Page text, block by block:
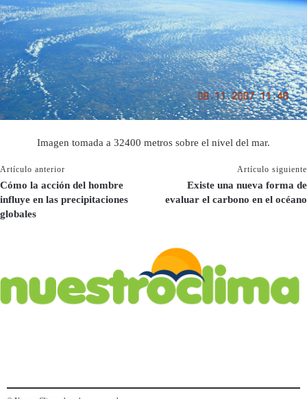
Imagen tomada a 32400 metros sobre el nivel del mar.
Artículo anterior
Cómo la acción del hombre
influye en las precipitaciones
globales
Artículo siguiente
Existe una nueva forma de
evaluar el carbono en el océano